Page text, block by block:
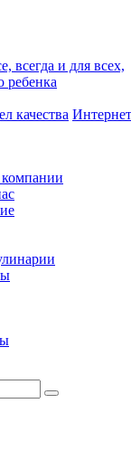
всегда и для всех,
ребенка
качества